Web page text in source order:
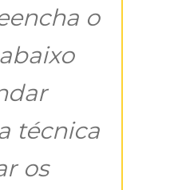
o
técnica
os